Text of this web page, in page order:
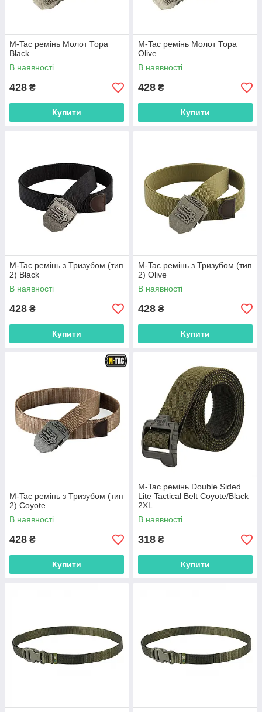
M-Tac ремінь Молот Тора
Black
В наявності
428 ₴
Купити
M-Tac ремінь Молот Тора
Olive
В наявності
428 ₴
Купити
M-Tac ремінь з Тризубом (тип
2) Black
В наявності
428 ₴
Купити
M-Tac ремінь з Тризубом (тип
2) Olive
В наявності
428 ₴
Купити
M-Tac ремінь з Тризубом (тип
2) Coyote
В наявності
428 ₴
Купити
M-Tac ремінь Double Sided
Lite Tactical Belt Coyote/Black
2XL
В наявності
318 ₴
Купити